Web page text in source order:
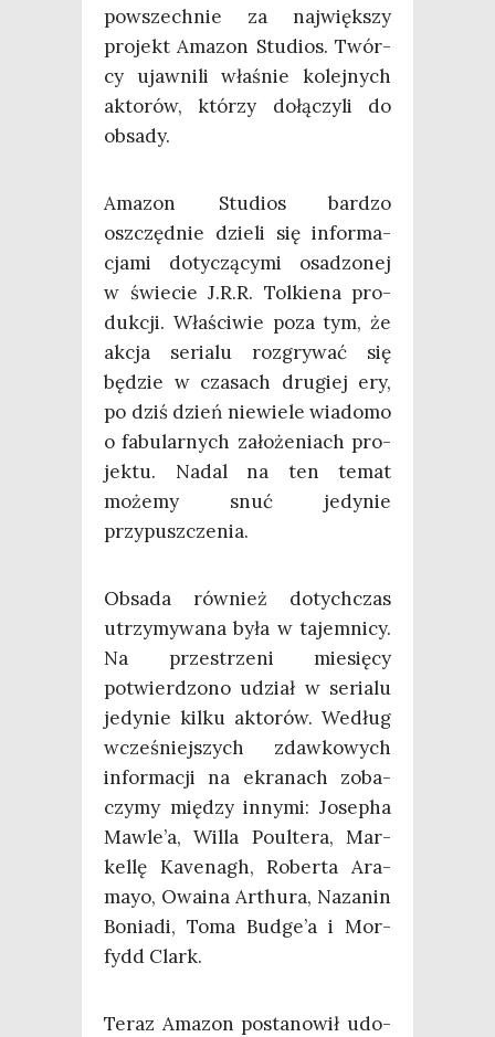
powszech­nie za naj­więk­szy
pro­jekt Ama­zon Stu­dios. Twór­
cy ujaw­ni­li wła­śnie kolej­nych
akto­rów, któ­rzy dołą­czy­li do
obsady.
Ama­zon Stu­dios bar­dzo
oszczęd­nie dzie­li się infor­ma­
cja­mi doty­czą­cy­mi osa­dzo­nej
w świe­cie J.R.R. Tol­kie­na pro­
duk­cji. Wła­ści­wie poza tym, że
akcja seria­lu roz­gry­wać się
będzie w cza­sach dru­giej ery,
po dziś dzień nie­wie­le wia­do­mo
o fabu­lar­nych zało­że­niach pro­
jek­tu. Nadal na ten temat
może­my snuć jedy­nie
przypuszczenia.
Obsa­da rów­nież dotych­czas
utrzy­my­wa­na była w tajem­ni­cy.
Na prze­strze­ni mie­się­cy
potwier­dzo­no udział w seria­lu
jedy­nie kil­ku akto­rów. Według
wcze­śniej­szych zdaw­ko­wych
infor­ma­cji na ekra­nach zoba­
czy­my mię­dzy inny­mi: Jose­pha
Mawle’a, Wil­la Poul­te­ra, Mar­
kel­lę Kave­nagh, Rober­ta Ara­
mayo, Owa­ina Arthu­ra, Naza­nin
Bonia­di, Toma Bud­ge­’a i Mor­
fydd Clark.
Teraz Ama­zon posta­no­wił udo­